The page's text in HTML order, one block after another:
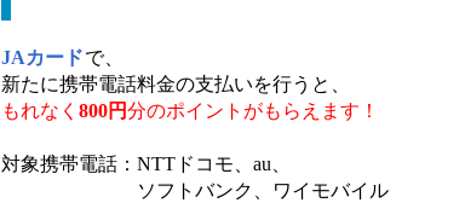
JAカードで、
新たに携帯電話料金の支払いを行うと、
もれなく 800円分のポイントがもらえます！
対象携帯電話：NTTドコモ、au、
ソフトバンク、ワイモバイル